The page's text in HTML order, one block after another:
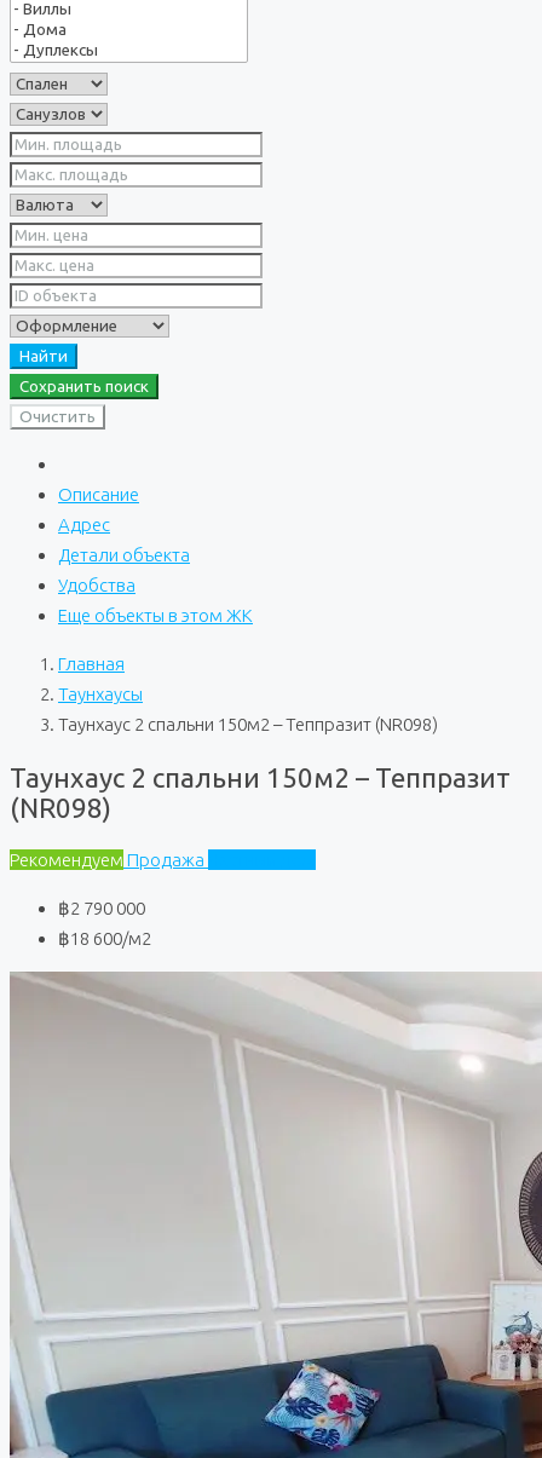
Найти
Сохранить поиск
Очистить
Описание
Адрес
Детали объекта
Удобства
Еще объекты в этом ЖК
Главная
Таунхаусы
Таунхаус 2 спальни 150м2 – Теппразит (NR098)
Таунхаус 2 спальни 150м2 – Теппразит
(NR098)
Рекомендуем Продажа
฿2 790 000
฿18 600/м2